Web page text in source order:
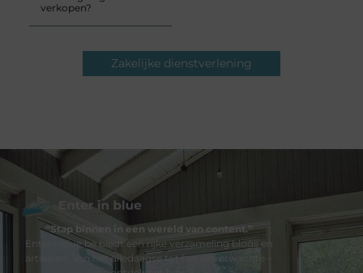
verkopen?
Zakelijke dienstverlening
“Stap binnen in een wereld van content.”
Enterinblue.be biedt een rijke verzameling blogs en
artikelen. Van het alledaagse tot het onverwachte –